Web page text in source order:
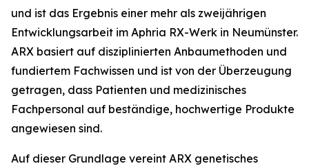
und ist das Ergebnis einer mehr als zweijährigen
Entwicklungsarbeit im Aphria RX-Werk in Neumünster.
ARX basiert auf disziplinierten Anbaumethoden und
fundiertem Fachwissen und ist von der Überzeugung
getragen, dass Patienten und medizinisches
Fachpersonal auf beständige, hochwertige Produkte
angewiesen sind.
Auf dieser Grundlage vereint ARX genetisches